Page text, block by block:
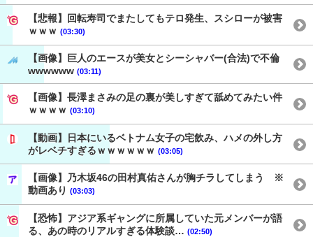
【悲報】回転寿司でまたしてもテロ発生、スシローが被害
ｗｗｗ (03:30)
【画像】巨人のエースが美女とシーシャバー(合法)で不倫
wwwwww (03:11)
【画像】長澤まさみの足の裏が美しすぎて舐めてみたい件
ｗｗｗｗ (03:10)
【動画】日本にいるベトナム女子の宅飲み、ハメの外し方
がレベチすぎるｗｗｗｗｗｗ (03:05)
【画像】乃木坂46の田村真佑さんが胸チラしてしまう ※
動画あり (03:03)
【恐怖】アジア系ギャングに所属していた元メンバーが語
る、あの時のリアルすぎる体験談… (02:50)